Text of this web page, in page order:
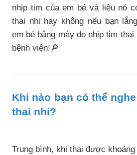
nhịp tim của em bé và liệu nó
thai nhi hay không nếu bạn
em bé bằng máy đo nhịp tim
bệnh viện!🔎
Khi nào bạn có thể
thai nhi?
Trung bình, khi thai được